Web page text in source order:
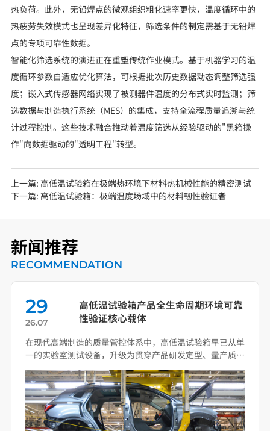
热负荷。此外，无铅焊点的微观组织粗化速率更快，温度循环中的
热疲劳失效模式也呈现差异化特征，筛选条件的制定需基于无铅焊
点的专项可靠性数据。
智能化筛选系统的演进正在重塑传统作业模式。基于机器学习的温
度循环参数自适应优化算法，可根据批次历史数据动态调整筛选强
度；嵌入式传感器网络实现了被测器件温度的分布式实时监测；筛
选数据与制造执行系统（MES）的集成，支持全流程质量追溯与统
计过程控制。这些技术融合推动着温度筛选从经验驱动的"黑箱操
作"向数据驱动的"透明工程"转型。
上一篇: 高低温试验箱在极端热环境下材料热机械性能的精密测试
下一篇: 高低温试验箱：极端温度场域中的材料韧性验证者
新闻推荐
RECOMMENDATION
29
26.07
高低温试验箱产品全生命周期环境可靠
性验证核心载体
在现代高端制造的质量管控体系中，高低温试验箱早已从单
一的实验室测试设备，升级为贯穿产品研发定型、量产质
控、失效 […]